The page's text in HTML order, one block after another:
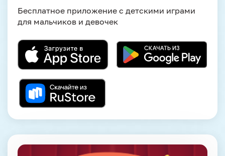
Бесплатное приложение с детскими играми
для мальчиков и девочек